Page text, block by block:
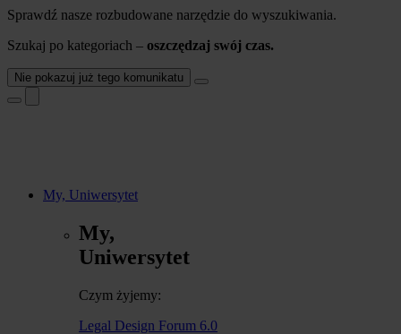
Sprawdź nasze rozbudowane narzędzie do wyszukiwania.
Szukaj po kategoriach – oszczędzaj swój czas.
Nie pokazuj już tego komunikatu
My, Uniwersytet
My,
Uniwersytet
Czym żyjemy:
Legal Design Forum 6.0